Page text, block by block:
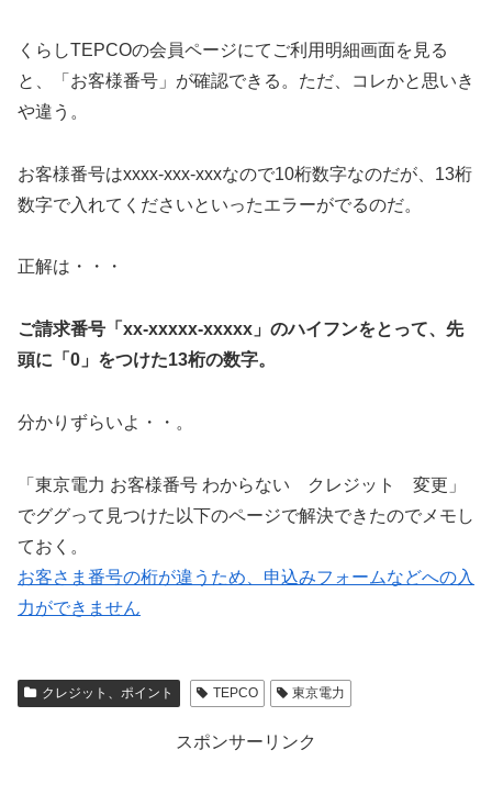
くらしTEPCOの会員ページにてご利用明細画面を見る
と、「お客様番号」が確認できる。ただ、コレかと思いき
や違う。
お客様番号はxxxx-xxx-xxxなので10桁数字なのだが、13桁
数字で入れてくださいといったエラーがでるのだ。
正解は・・・
ご請求番号「xx-xxxxx-xxxxx」のハイフンをとって、先
頭に「0」をつけた13桁の数字。
分かりずらいよ・・。
「東京電力 お客様番号 わからない クレジット 変更」
でググって見つけた以下のページで解決できたのでメモし
ておく。
お客さま番号の桁が違うため、申込みフォームなどへの入
力ができません
クレジット、ポイント TEPCO 東京電力
スポンサーリンク